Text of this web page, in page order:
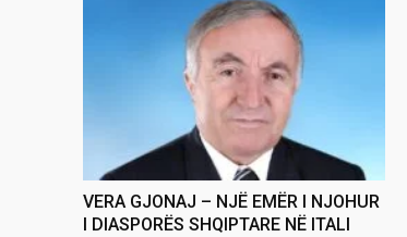
VERA GJONAJ – NJË EMËR I NJOHUR
I DIASPORËS SHQIPTARE NË ITALI